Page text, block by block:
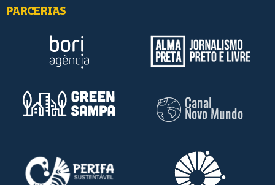
PARCERIAS